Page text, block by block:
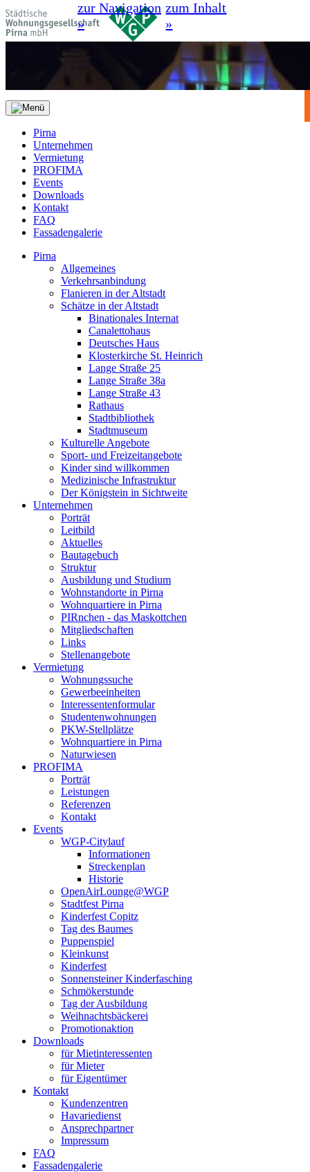
zur Navigation
»
zum Inhalt
»
Pirna
Unternehmen
Vermietung
PROFIMA
Events
Downloads
Kontakt
FAQ
Fassadengalerie
Pirna
Allgemeines
Verkehrsanbindung
Flanieren in der Altstadt
Schätze in der Altstadt
Binationales Internat
Canalettohaus
Deutsches Haus
Klosterkirche St. Heinrich
Lange Straße 25
Lange Straße 38a
Lange Straße 43
Rathaus
Stadtbibliothek
Stadtmuseum
Kulturelle Angebote
Sport- und Freizeitangebote
Kinder sind willkommen
Medizinische Infrastruktur
Der Königstein in Sichtweite
Unternehmen
Porträt
Leitbild
Aktuelles
Bautagebuch
Struktur
Ausbildung und Studium
Wohnstandorte in Pirna
Wohnquartiere in Pirna
PIRnchen - das Maskottchen
Mitgliedschaften
Links
Stellenangebote
Vermietung
Wohnungssuche
Gewerbeeinheiten
Interessentenformular
Studentenwohnungen
PKW-Stellplätze
Wohnquartiere in Pirna
Naturwiesen
PROFIMA
Porträt
Leistungen
Referenzen
Kontakt
Events
WGP-Citylauf
Informationen
Streckenplan
Historie
OpenAirLounge@WGP
Stadtfest Pirna
Kinderfest Copitz
Tag des Baumes
Puppenspiel
Kleinkunst
Kinderfest
Sonnensteiner Kinderfasching
Schmökerstunde
Tag der Ausbildung
Weihnachtsbäckerei
Promotionaktion
Downloads
für Mietinteressenten
für Mieter
für Eigentümer
Kontakt
Kundenzentren
Havariedienst
Ansprechpartner
Impressum
FAQ
Fassadengalerie